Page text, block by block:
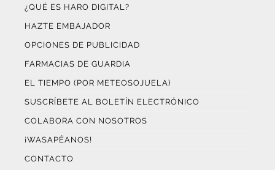
¿QUÉ ES HARO DIGITAL?
HAZTE EMBAJADOR
OPCIONES DE PUBLICIDAD
FARMACIAS DE GUARDIA
EL TIEMPO (POR METEOSOJUELA)
SUSCRÍBETE AL BOLETÍN ELECTRÓNICO
COLABORA CON NOSOTROS
¡WASAPÉANOS!
CONTACTO